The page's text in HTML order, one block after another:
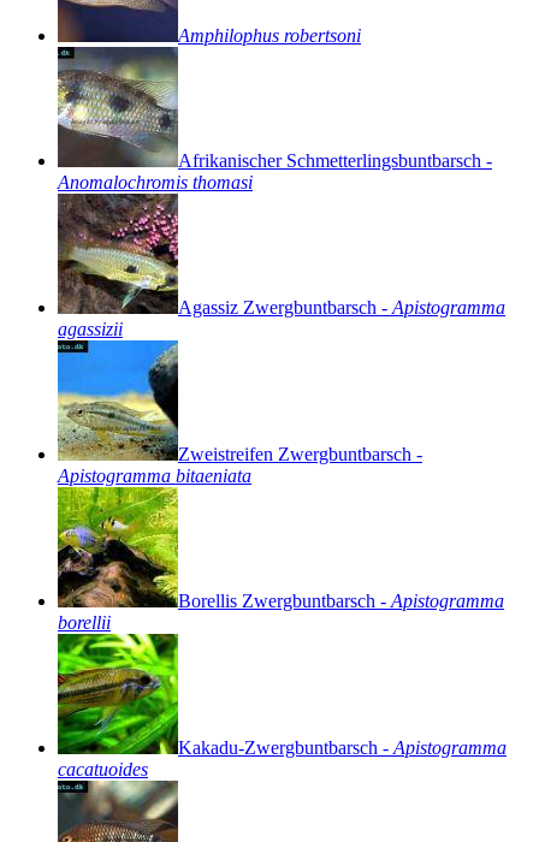
Amphilophus robertsoni
Afrikanischer Schmetterlingsbuntbarsch -
Anomalochromis thomasi
Agassiz Zwergbuntbarsch - Apistogramma
agassizii
Zweistreifen Zwergbuntbarsch -
Apistogramma bitaeniata
Borellis Zwergbuntbarsch - Apistogramma
borellii
Kakadu-Zwergbuntbarsch - Apistogramma
cacatuoides